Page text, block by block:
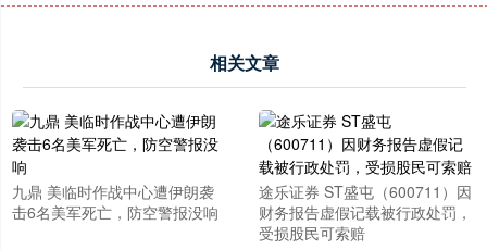
相关文章
九鼎 美临时作战中心遭伊朗袭
击6名美军死亡，防空警报没响
途乐证券 ST盛屯（600711）因
财务报告虚假记载被行政处罚，
受损股民可索赔